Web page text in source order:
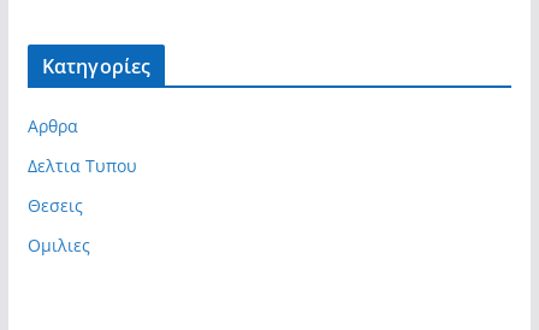
Kατηγορίες
Αρθρα
Δελτια Τυπου
Θεσεις
Ομιλιες